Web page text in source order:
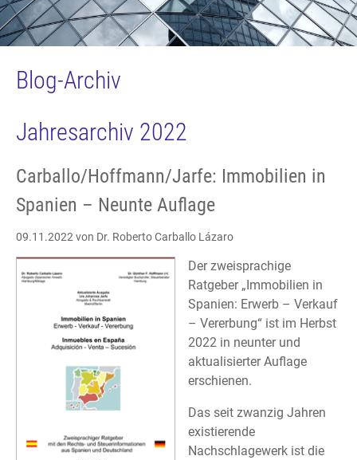
Blog-Archiv
Jahresarchiv 2022
Carballo/Hoffmann/Jarfe: Immobilien in
Spanien – Neunte Auflage
09.11.2022 von Dr. Roberto Carballo Lázaro
Der zweisprachige
Ratgeber „Immobilien in
Spanien: Erwerb – Verkauf
– Vererbung“ ist im Herbst
2022 in neunter und
aktualisierter Auflage
erschienen.
Das seit zwanzig Jahren
existierende
Nachschlagewerk ist die